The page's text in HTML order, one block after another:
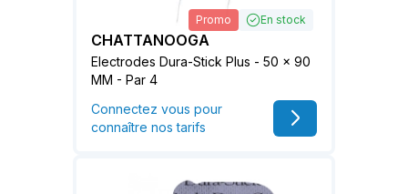
Promo En stock
CHATTANOOGA
Electrodes Dura-Stick Plus - 50 x 90
MM - Par 4
Connectez vous pour
connaître nos tarifs